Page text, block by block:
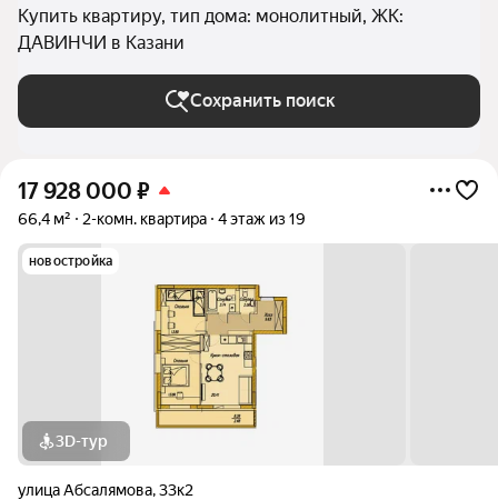
Купить квартиру, тип дома: монолитный, ЖК:
ДАВИНЧИ в Казани
Сохранить поиск
17 928 000 ₽
66,4 м² 2-комн. квартира 4 этаж из 19
новостройка
3D-тур
улица Абсалямова,33к2